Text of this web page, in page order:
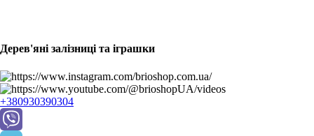
Дерев'яні залізниці та іграшки
+380930390304